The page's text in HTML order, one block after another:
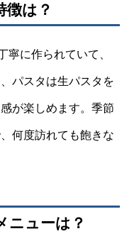
徴は？
寧に作られていて、
パスタは生パスタを
が楽しめます。季節
何度訪れても飽きな
ニューは？